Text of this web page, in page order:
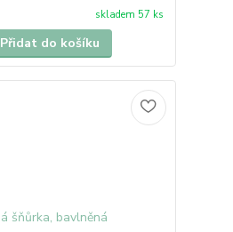
skladem 57 ks
Přidat do košíku